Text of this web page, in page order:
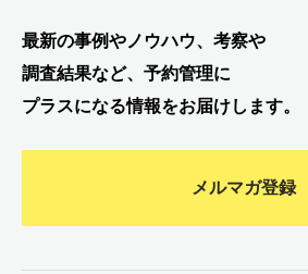
最新の事例やノウハウ、考察や
調査結果など、予約管理に
プラスになる情報をお届けします。
メルマガ登録